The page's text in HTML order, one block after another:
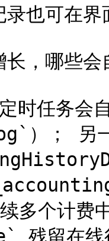
也可在
，哪些会
任务会自
）；
多个计费
留在线